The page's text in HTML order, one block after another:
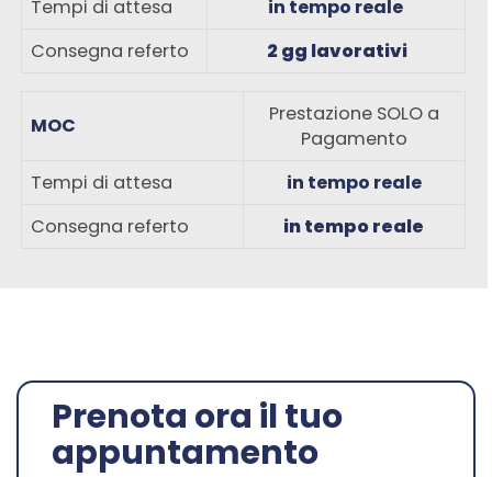
Tempi di attesa
in tempo reale
Consegna referto
2 gg lavorativi
MOC
Prestazione SOLO a
Pagamento
Tempi di attesa
in tempo reale
Consegna referto
in tempo reale
Prenota ora il tuo
appuntamento